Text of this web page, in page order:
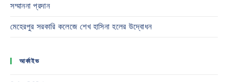
সম্মাননা প্রদান
মেহেরপুর সরকারি কলেজে শেখ হাসিনা হলের উদ্বোধন
আর্কাইভ